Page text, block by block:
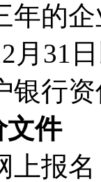
年的
月31
银行
文件
上报